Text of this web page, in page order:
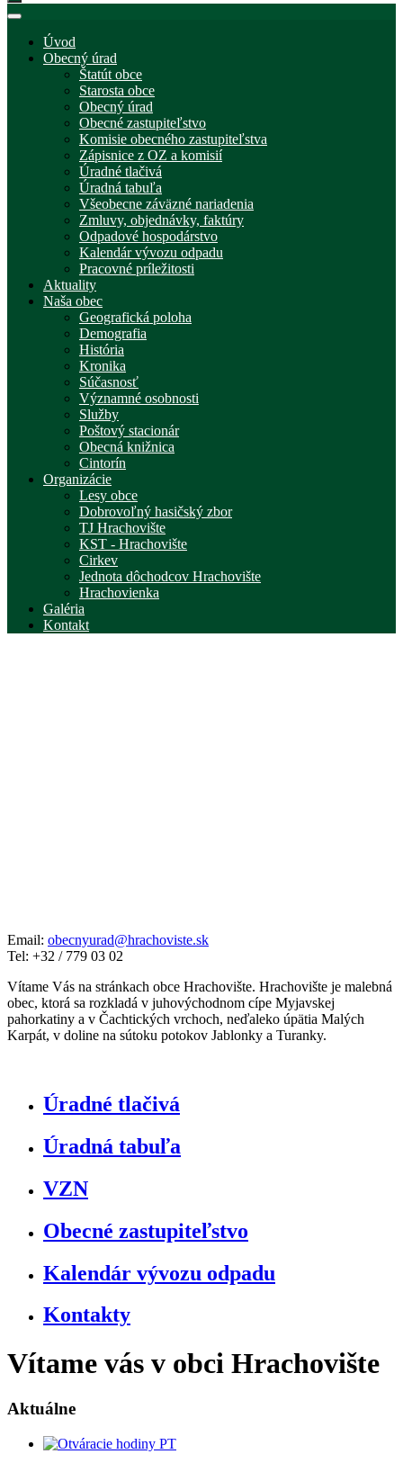
Úvod
Obecný úrad
Štatút obce
Starosta obce
Obecný úrad
Obecné zastupiteľstvo
Komisie obecného zastupiteľstva
Zápisnice z OZ a komisií
Úradné tlačivá
Úradná tabuľa
Všeobecne záväzné nariadenia
Zmluvy, objednávky, faktúry
Odpadové hospodárstvo
Kalendár vývozu odpadu
Pracovné príležitosti
Aktuality
Naša obec
Geografická poloha
Demografia
História
Kronika
Súčasnosť
Významné osobnosti
Služby
Poštový stacionár
Obecná knižnica
Cintorín
Organizácie
Lesy obce
Dobrovoľný hasičský zbor
TJ Hrachovište
KST - Hrachovište
Cirkev
Jednota dôchodcov Hrachovište
Hrachovienka
Galéria
Kontakt
Email: obecnyurad@hrachoviste.sk
Tel: +32 / 779 03 02
Vítame Vás na stránkach obce Hrachovište. Hrachovište je malebná
obec, ktorá sa rozkladá v juhovýchodnom cípe Myjavskej
pahorkatiny a v Čachtických vrchoch, neďaleko úpätia Malých
Karpát, v doline na sútoku potokov Jablonky a Turanky.
Úradné tlačivá
Úradná tabuľa
VZN
Obecné zastupiteľstvo
Kalendár vývozu odpadu
Kontakty
Vítame vás v obci Hrachovište
Aktuálne